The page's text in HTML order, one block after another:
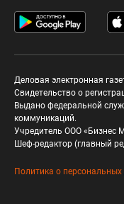
Деловая электронная
Свидетельство о
Выдано федеральной
коммуникаций.
Учредитель ООО «Бизнес
Шеф-редактор (главный
Политика о